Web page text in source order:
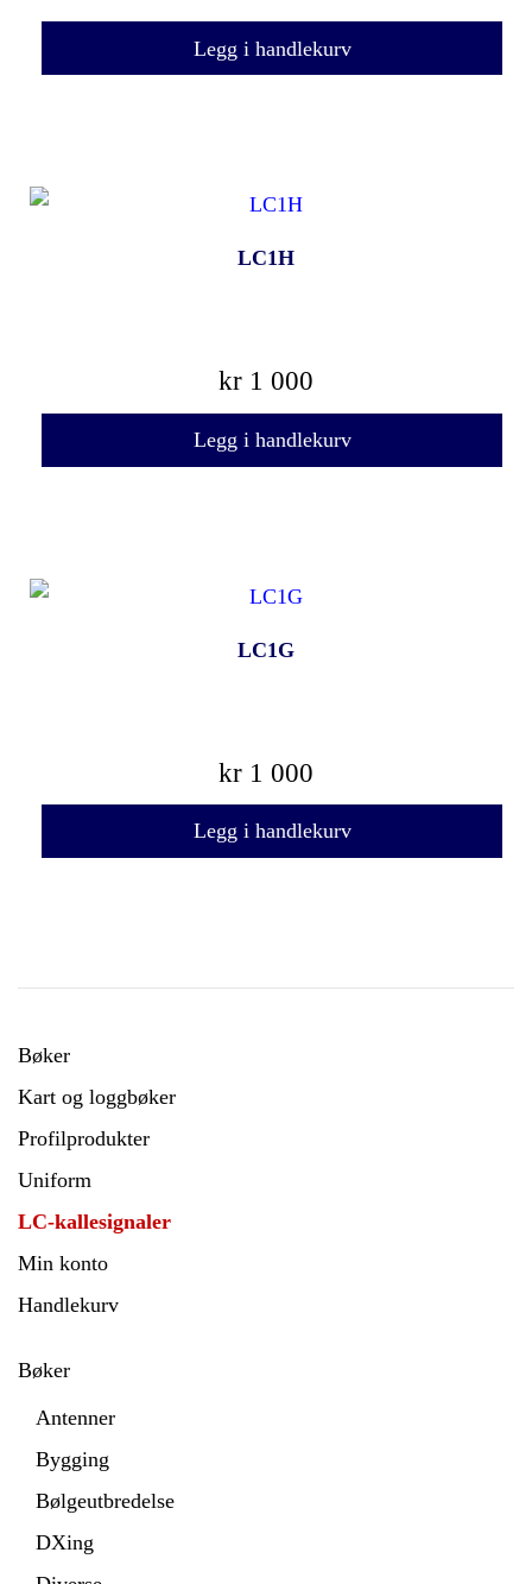
Legg i handlekurv
LC1H
kr 1 000
Legg i handlekurv
LC1G
kr 1 000
Legg i handlekurv
Bøker
Kart og loggbøker
Profilprodukter
Uniform
LC-kallesignaler
Min konto
Handlekurv
Bøker
Antenner
Bygging
Bølgeutbredelse
DXing